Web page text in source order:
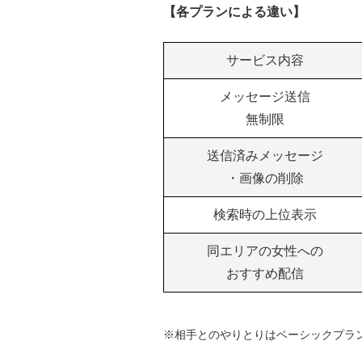
【各プランによる違い】
サービス内容
メッセージ送信
無制限
送信済みメッセージ
・画像の削除
検索時の上位表示
同エリアの女性への
おすすめ配信
※相手とのやりとりはベーシックプラ